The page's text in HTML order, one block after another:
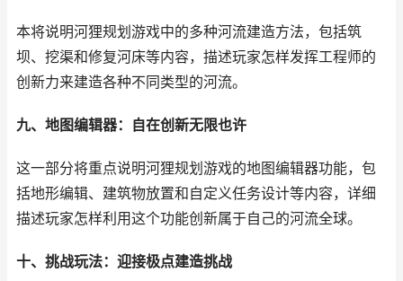
本将说明河狸规划游戏中的多种河流建造方法，包括筑
坝、挖渠和修复河床等内容，描述玩家怎样发挥工程师的
创新力来建造各种不同类型的河流。
九、地图编辑器：自在创新无限也许
这一部分将重点说明河狸规划游戏的地图编辑器功能，包
括地形编辑、建筑物放置和自定义任务设计等内容，详细
描述玩家怎样利用这个功能创新属于自己的河流全球。
十、挑战玩法：迎接极点建造挑战